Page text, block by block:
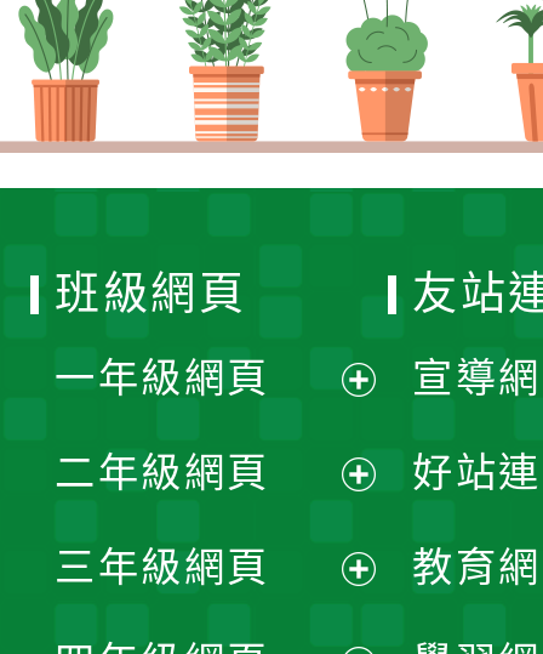
班級網頁
一年級網頁
開
選
單
二年級網頁
開
三年級網頁
友站
宣導
好站
教育